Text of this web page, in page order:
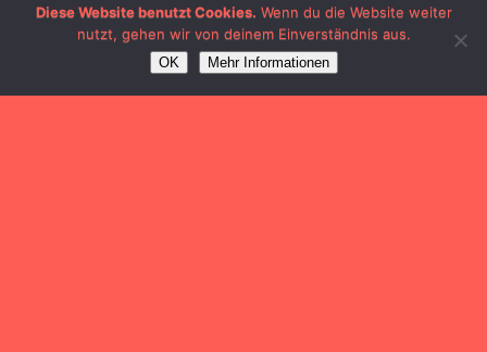
Diese Website benutzt Cookies. Wenn du die Website weiter
nutzt, gehen wir von deinem Einverständnis aus.
OK Mehr Informationen